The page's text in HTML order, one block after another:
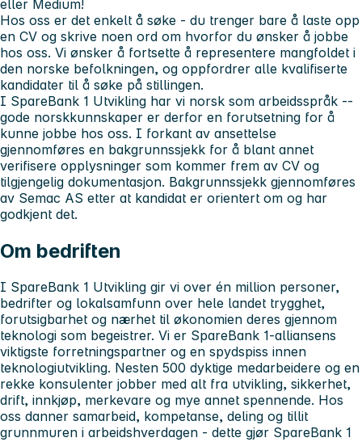
eller Medium!
Hos oss er det enkelt å søke - du trenger bare å laste opp
en CV og skrive noen ord om hvorfor du ønsker å jobbe
hos oss. Vi ønsker å fortsette å representere mangfoldet i
den norske befolkningen, og oppfordrer alle kvalifiserte
kandidater til å søke på stillingen.
I SpareBank 1 Utvikling har vi norsk som arbeidsspråk --
gode norskkunnskaper er derfor en forutsetning for å
kunne jobbe hos oss. I forkant av ansettelse
gjennomføres en bakgrunnssjekk for å blant annet
verifisere opplysninger som kommer frem av CV og
tilgjengelig dokumentasjon. Bakgrunnssjekk gjennomføres
av Semac AS etter at kandidat er orientert om og har
godkjent det.
Om bedriften
I SpareBank 1 Utvikling gir vi over én million personer,
bedrifter og lokalsamfunn over hele landet trygghet,
forutsigbarhet og nærhet til økonomien deres gjennom
teknologi som begeistrer. Vi er SpareBank 1-alliansens
viktigste forretningspartner og en spydspiss innen
teknologiutvikling. Nesten 500 dyktige medarbeidere og en
rekke konsulenter jobber med alt fra utvikling, sikkerhet,
drift, innkjøp, merkevare og mye annet spennende. Hos
oss danner samarbeid, kompetanse, deling og tillit
grunnmuren i arbeidshverdagen - dette gjør SpareBank 1